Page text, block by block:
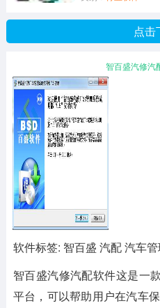
点击
智百盛汽修汽
软件标签: 智百盛 汽配 汽车
智百盛汽修汽配软件这是一
平台，可以帮助用户在汽车